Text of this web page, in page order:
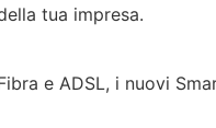
tua impresa.
e ADSL, i nuovi